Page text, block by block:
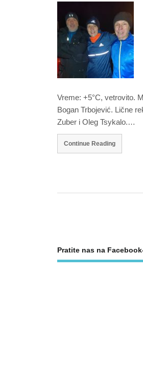
Vreme: +5°C, vetrovito.
Bogan Trbojević. Lične
Zuber i Oleg Tsykalo.…
Continue Reading
Pratite nas na